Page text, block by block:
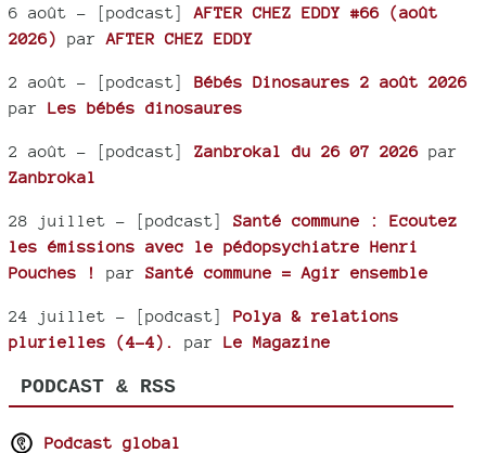
6 août - [podcast] AFTER CHEZ EDDY #66 (août
2026)
par AFTER CHEZ EDDY
2 août - [podcast] Bébés Dinosaures 2 août 2026
par Les bébés dinosaures
2 août - [podcast] Zanbrokal du 26 07 2026 par
Zanbrokal
28 juillet - [podcast] Santé commune : Ecoutez
les émissions avec le pédopsychiatre Henri
Pouches !
par Santé commune = Agir ensemble
24 juillet - [podcast] Polya & relations
plurielles (4-4).
par Le Magazine
PODCAST & RSS
Podcast global